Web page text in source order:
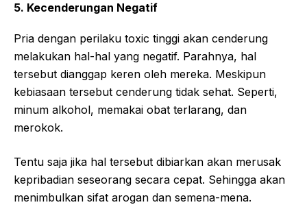
5. Kecenderungan Negatif
Pria dengan perilaku toxic tinggi akan cenderung
melakukan hal-hal yang negatif. Parahnya, hal
tersebut dianggap keren oleh mereka. Meskipun
kebiasaan tersebut cenderung tidak sehat. Seperti,
minum alkohol, memakai obat terlarang, dan
merokok.
Tentu saja jika hal tersebut dibiarkan akan merusak
kepribadian seseorang secara cepat. Sehingga akan
menimbulkan sifat arogan dan semena-mena.